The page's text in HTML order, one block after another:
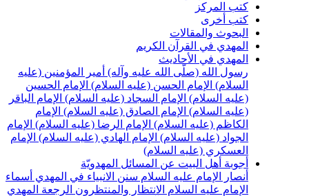
والمقالات
في القرآن الكريم
في الأحاديث
الله (صلّى الله عليه وآله) أمير المؤمنين (عليه
الإمام الحسن (عليه السلام) الإمام الحسين
الإمام السجاد (عليه السلام) الإمام الباقر
الإمام الصادق (عليه السلام) الإمام
(عليه السلام) الإمام الرضا (عليه السلام) الإمام
(عليه السلام) الإمام الهادي (عليه السلام) الإمام
(عليه السلام)
أهل البيت عن المسائل المهدويّة
الإمام عليه السلامسنن الانبياء في المهديأسماء
عليه السلامالانتظار والمنتظرونالرجعةالمهدي